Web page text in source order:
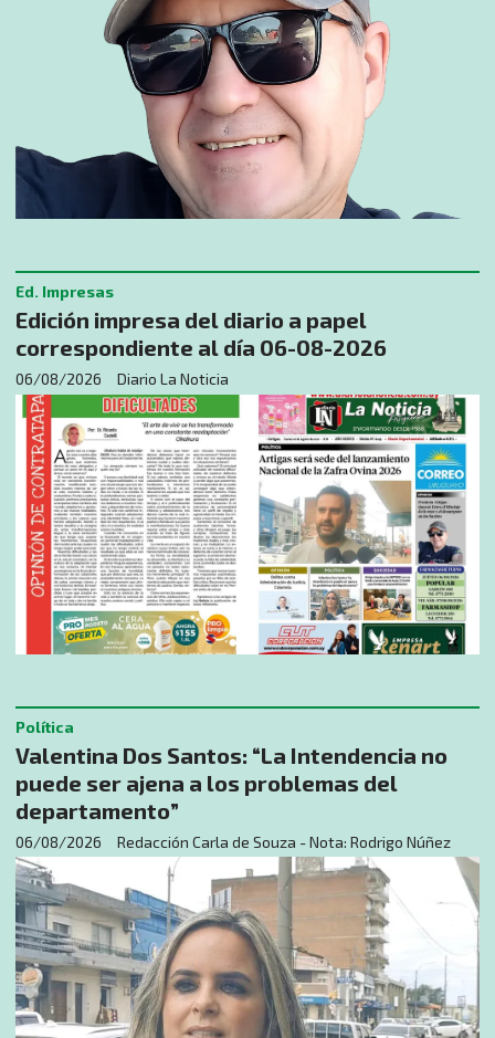
Edición impresa del diario a papel
correspondiente al día 06-08-2026
Diario La Noticia
Ed. Impresas
06/08/2026
Valentina Dos Santos: “La Intendencia no
puede ser ajena a los problemas del
departamento”
Redacción Carla de Souza - Nota: Rodrigo Núñez
Política
06/08/2026